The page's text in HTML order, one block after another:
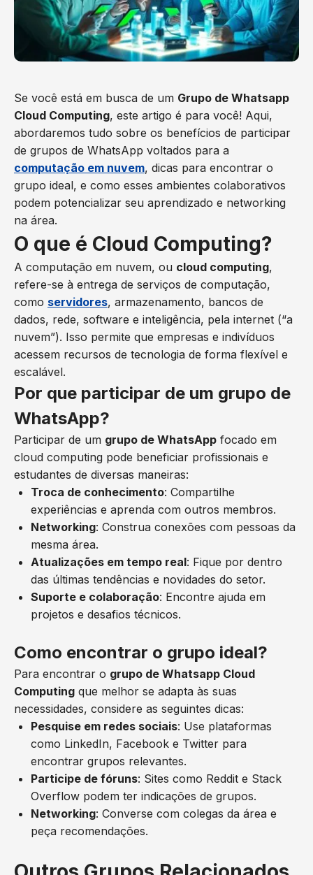
Se você está em busca de um Grupo de Whatsapp
Cloud Computing, este artigo é para você! Aqui,
abordaremos tudo sobre os benefícios de participar
de grupos de WhatsApp voltados para a
computação em nuvem, dicas para encontrar o
grupo ideal, e como esses ambientes colaborativos
podem potencializar seu aprendizado e networking
na área.
O que é Cloud Computing?
A computação em nuvem, ou cloud computing,
refere-se à entrega de serviços de computação,
como servidores, armazenamento, bancos de
dados, rede, software e inteligência, pela internet (“a
nuvem”). Isso permite que empresas e indivíduos
acessem recursos de tecnologia de forma flexível e
escalável.
Por que participar de um grupo de
WhatsApp?
Participar de um grupo de WhatsApp focado em
cloud computing pode beneficiar profissionais e
estudantes de diversas maneiras:
Troca de conhecimento: Compartilhe
experiências e aprenda com outros membros.
Networking: Construa conexões com pessoas da
mesma área.
Atualizações em tempo real: Fique por dentro
das últimas tendências e novidades do setor.
Suporte e colaboração: Encontre ajuda em
projetos e desafios técnicos.
Como encontrar o grupo ideal?
Para encontrar o grupo de Whatsapp Cloud
Computing que melhor se adapta às suas
necessidades, considere as seguintes dicas:
Pesquise em redes sociais: Use plataformas
como LinkedIn, Facebook e Twitter para
encontrar grupos relevantes.
Participe de fóruns: Sites como Reddit e Stack
Overflow podem ter indicações de grupos.
Networking: Converse com colegas da área e
peça recomendações.